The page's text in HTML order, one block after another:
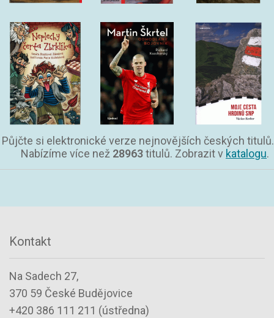
Půjčte si elektronické verze nejnovějších českých titulů.
Nabízíme více než 28963titulů. Zobrazit v katalogu.
Kontakt
Na Sadech 27,
370 59 České Budějovice
+420 386 111 211 (ústředna)